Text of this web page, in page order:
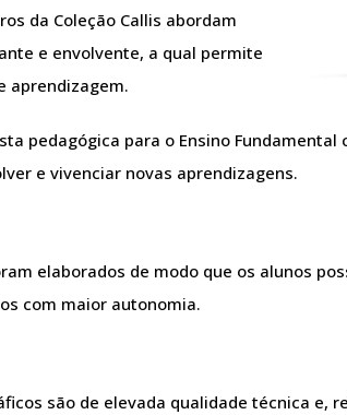
da Coleção Callis abordam
e envolvente, a qual permite
aprendizagem.
pedagógica para o Ensino
e vivenciar novas aprendizagens.
elaborados de modo que os alunos
com maior autonomia.
são de elevada qualidade técnica